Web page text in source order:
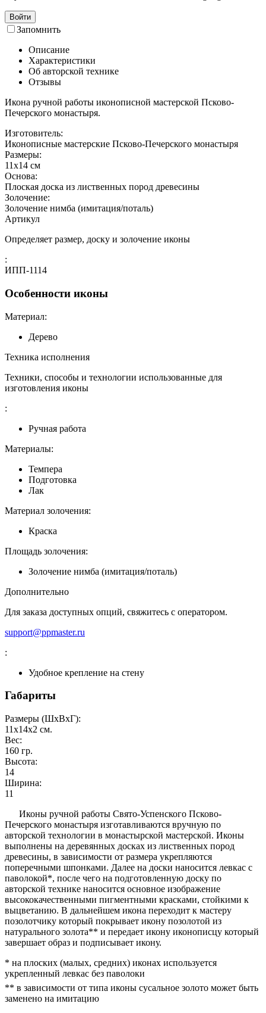
Войти
Запомнить
Описание
Характеристики
Об авторской технике
Отзывы
Икона ручной работы иконописной мастерской Псково-
Печерского монастыря.
Изготовитель:
Иконописные мастерские Псково-Печерского монастыря
Размеры:
11х14 см
Основа:
Плоская доска из лиственных пород древесины
Золочение:
Золочение нимба (имитация/поталь)
Артикул
Определяет размер, доску и золочение иконы
:
ИПП-1114
Особенности иконы
Материал:
Дерево
Техника исполнения
Техники, способы и технологии использованные для
изготовления иконы
:
Ручная работа
Материалы:
Темпера
Подготовка
Лак
Материал золочения:
Краска
Площадь золочения:
Золочение нимба (имитация/поталь)
Дополнительно
Для заказа доступных опций, свяжитесь с оператором.
support@ppmaster.ru
:
Удобное крепление на стену
Габариты
Размеры (ШxВxГ):
11x14x2 см.
Вес:
160 гр.
Высота:
14
Ширина:
11
Иконы ручной работы Свято-Успенского Псково-
Печерского монастыря изготавливаются вручную по
авторской технологии в монастырской мастерской. Иконы
выполнены на деревянных досках из лиственных пород
древесины, в зависимости от размера укрепляются
поперечными шпонками. Далее на доски наносится левкас с
паволокой*, после чего на подготовленную доску по
авторской технике наносится основное изображение
высококачественными пигментными красками, стойкими к
выцветанию. В дальнейшем икона переходит к мастеру
позолотчику который покрывает икону позолотой из
натурального золота** и передает икону иконописцу который
завершает образ и подписывает икону.
* на плоских (малых, средних) иконах используется
укрепленный левкас без паволоки
** в зависимости от типа иконы сусальное золото может быть
заменено на имитацию